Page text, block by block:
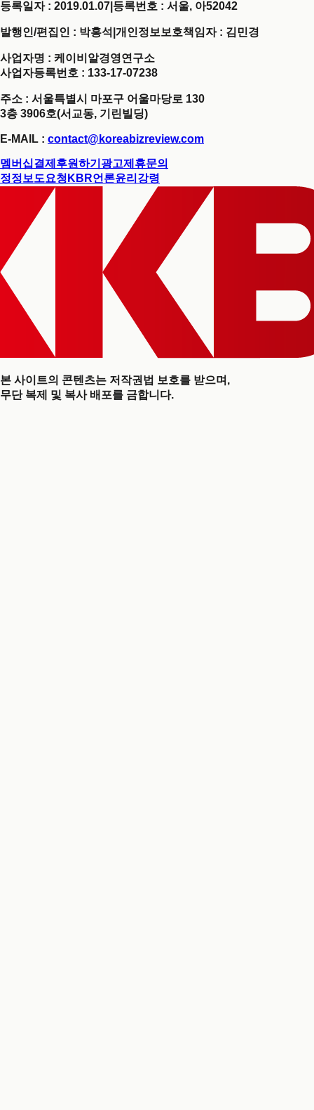
등록일자 : 2019.01.07 등록번호 : 서울, 아52042
발행인/편집인 : 박홍석 개인정보보호책임자 : 김민경
사업자명 : 케이비알경영연구소
사업자등록번호 : 133-17-07238
주소 : 서울특별시 마포구 어울마당로 130
3층 3906호(서교동, 기린빌딩)
E-MAIL : contact@koreabizreview.com
멤버십결제 후원하기 광고제휴문의
정정보도요청 KBR언론윤리강령
본 사이트의 콘텐츠는 저작권법 보호를 받으며,
무단 복제 및 복사 배포를 금합니다.